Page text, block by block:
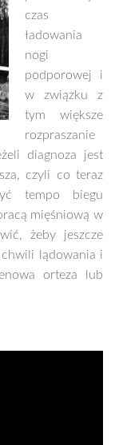
czas
ładowania
nogi
podporowej i
w związku z
tym większe
rozpraszanie
diagnoza jest
czyli co teraz
tempo biegu
mięśniową w
żeby jeszcze
lądowania i
orteza lub